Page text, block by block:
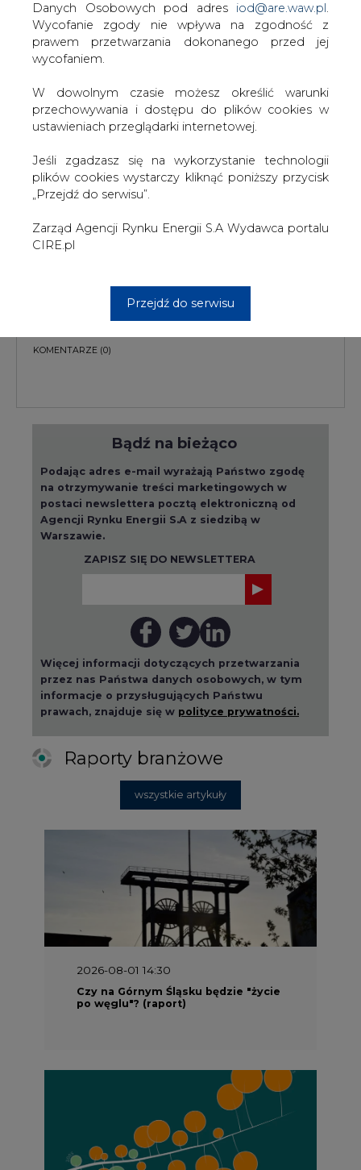
Danych Osobowych pod adres iod@are.waw.pl.
Wycofanie zgody nie wpływa na zgodność z
prawem przetwarzania dokonanego przed jej
wycofaniem.
W dowolnym czasie możesz określić warunki
przechowywania i dostępu do plików cookies w
ustawieniach przeglądarki internetowej.
Jeśli zgadzasz się na wykorzystanie technologii
plików cookies wystarczy kliknąć poniższy przycisk
„Przejdź do serwisu”.
Zarząd Agencji Rynku Energii S.A Wydawca portalu
CIRE.pl
Przejdź do serwisu
PODPIS
Przesłanie komentarza oznacza akceptację zasad korzystania z portalu
cire.pl
wyślij
(0)
postaci newslettera pocztą elektroniczną od
Agencji Rynku Energii S.A z siedzibą w
Warszawie.
ZAPISZ SIĘ DO NEWSLETTERA
Więcej informacji dotyczących przetwarzania
informacje o przysługujących Państwu
prawach, znajduje się w polityce prywatności.
Raporty branżowe
2026-08-01 14:30
Czy na Górnym Śląsku będzie "życie
po węglu"? (raport)
2026-08-01 13:00
Wyszedł ciekawy raport o stanie